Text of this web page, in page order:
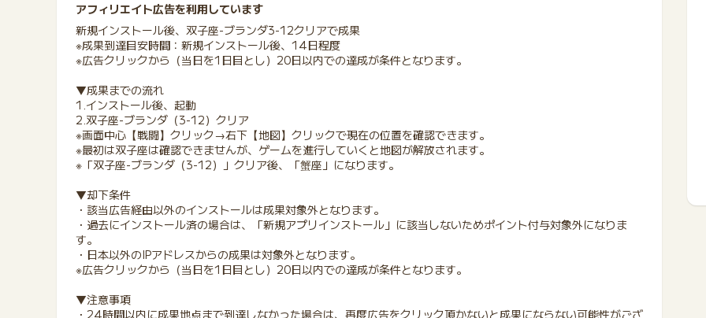
アフィリエイト広告を利用しています
新規インストール後、双子座-ブランダ3-12クリアで成果
※成果到達目安時間：新規インストール後、14日程度
※広告クリックから（当日を1日目とし）20日以内での達成が条件となります。
▼成果までの流れ
1.インストール後、起動
2.双子座-ブランダ（3-12）クリア
※画面中心【戦闘】クリック→右下【地図】クリックで現在の位置を確認できます。
※最初は双子座は確認できませんが、ゲームを進行していくと地図が解放されます。
※「双子座-ブランダ（3-12）」クリア後、「蟹座」になります。
▼却下条件
・該当広告経由以外のインストールは成果対象外となります。
・過去にインストール済の場合は、「新規アプリインストール」に該当しないためポイント付与対象外になりま
す。
・日本以外のIPアドレスからの成果は対象外となります。
※広告クリックから（当日を1日目とし）20日以内での達成が条件となります。
▼注意事項
・24時間以内に成果地点まで到達しなかった場合は、再度広告をクリック頂かないと成果にならない可能性がござ